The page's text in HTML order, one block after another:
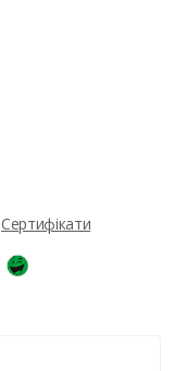
Сертифікати